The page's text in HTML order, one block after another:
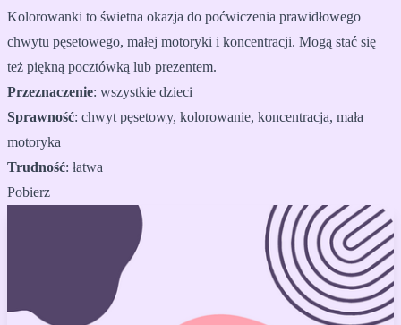
Kolorowanki to świetna okazja do poćwiczenia prawidłowego
chwytu pęsetowego, małej motoryki i koncentracji. Mogą stać się
też piękną pocztówką lub prezentem.
Przeznaczenie: wszystkie dzieci
Sprawność: chwyt pęsetowy, kolorowanie, koncentracja, mała
motoryka
Trudność: łatwa
Pobierz